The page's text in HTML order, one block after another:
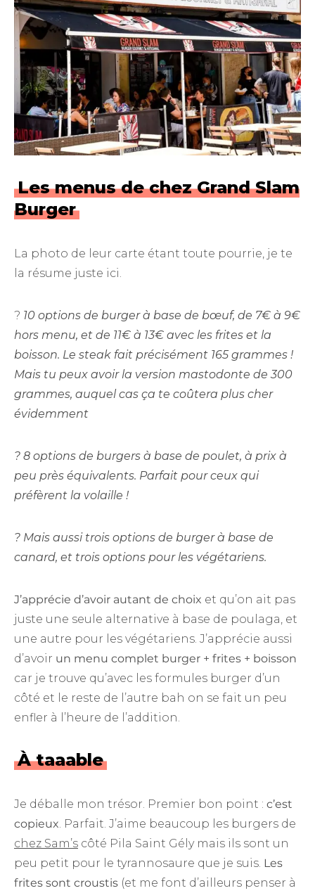
Les menus de chez Grand Slam
Burger
La photo de leur carte étant toute pourrie, je te
la résume juste ici.
? 10 options de burger à base de bœuf, de 7€ à 9€
hors menu, et de 11€ à 13€ avec les frites et la
boisson. Le steak fait précisément 165 grammes !
Mais tu peux avoir la version mastodonte de 300
grammes, auquel cas ça te coûtera plus cher
évidemment
? 8 options de burgers à base de poulet, à prix à
peu près équivalents. Parfait pour ceux qui
préfèrent la volaille !
? Mais aussi trois options de burger à base de
canard, et trois options pour les végétariens.
J’apprécie d’avoir autant de choix et qu’on ait pas
juste une seule alternative à base de poulaga, et
une autre pour les végétariens. J’apprécie aussi
d’avoir un menu complet burger + frites + boisson
car je trouve qu’avec les formules burger d’un
côté et le reste de l’autre bah on se fait un peu
enfler à l’heure de l’addition.
À taaable
Je déballe mon trésor. Premier bon point : c’est
copieux . Parfait. J’aime beaucoup les burgers de
chez Sam’s côté Pila Saint Gély mais ils sont un
peu petit pour le tyrannosaure que je suis. Les
frites sont croustis (et me font d’ailleurs penser à